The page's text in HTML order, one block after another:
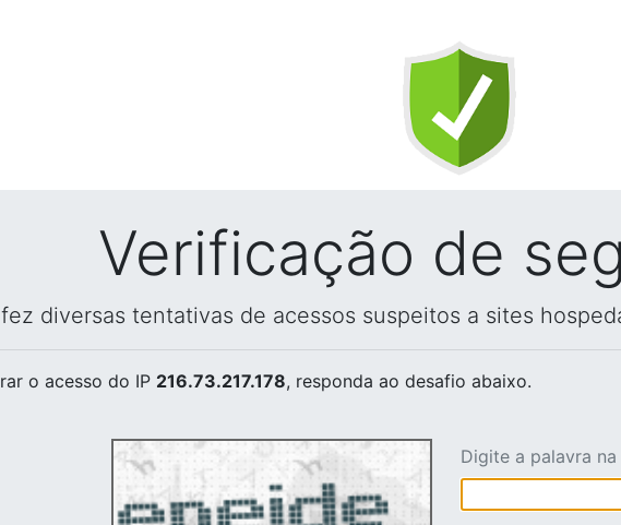
Verificação de
diversas tentativas de acessos suspeitos a sites
o acesso do IP 216.73.217.178, responda ao desafio abaixo.
Digite a palavra